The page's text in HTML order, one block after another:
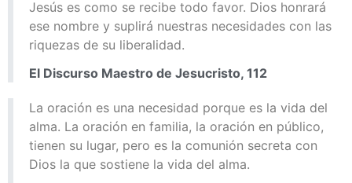
Jesús es como se recibe todo favor. Dios honrará
ese nombre y suplirá nuestras necesidades con las
riquezas de su liberalidad.
El Discurso Maestro de Jesucristo, 112
La oración es una necesidad porque es la vida del
alma. La oración en familia, la oración en público,
tienen su lugar, pero es la comunión secreta con
Dios la que sostiene la vida del alma.